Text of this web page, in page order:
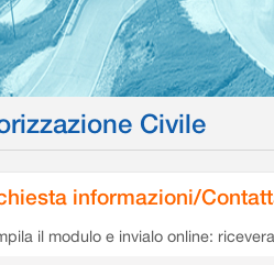
Civile
informazioni/
il modulo e invialo online: